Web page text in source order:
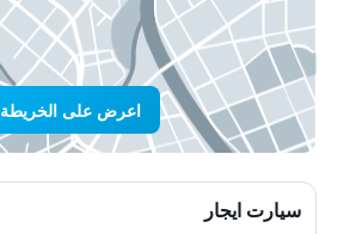
اعرض على الخريطة
سيارت ايجار